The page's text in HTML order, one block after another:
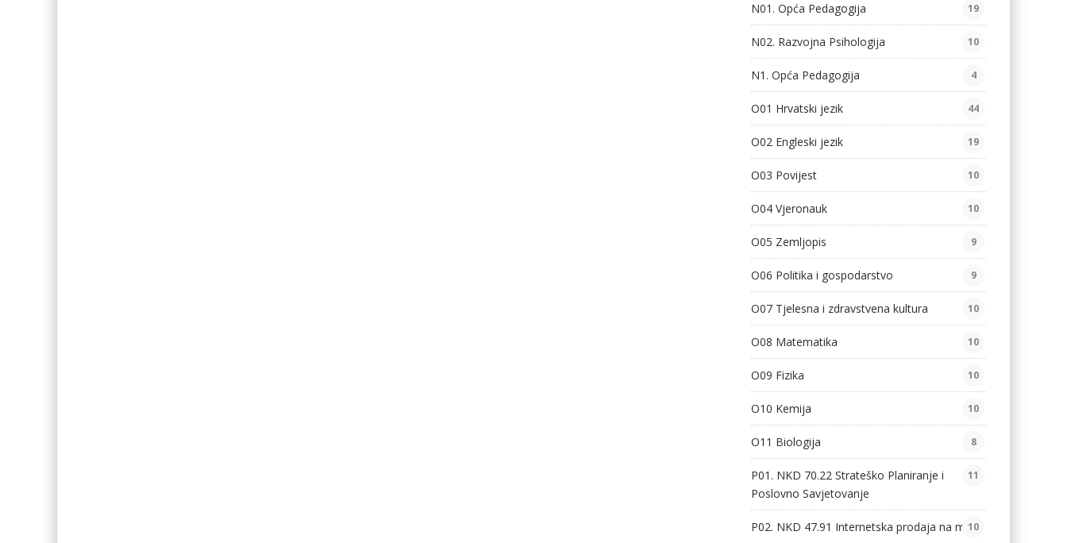
N01. Opća Pedagogija 19
N02. Razvojna Psihologija 10
N1. Opća Pedagogija 4
O01 Hrvatski jezik 44
O02 Engleski jezik 19
O03 Povijest 10
O04 Vjeronauk 10
O05 Zemljopis 9
O06 Politika i gospodarstvo 9
O07 Tjelesna i zdravstvena kultura 10
O08 Matematika 10
O09 Fizika 10
O10 Kemija 10
O11 Biologija 8
P01. NKD 70.22 Strateško Planiranje i
Poslovno Savjetovanje
11
P02. NKD 47.91 Internetska prodaja na malo
10